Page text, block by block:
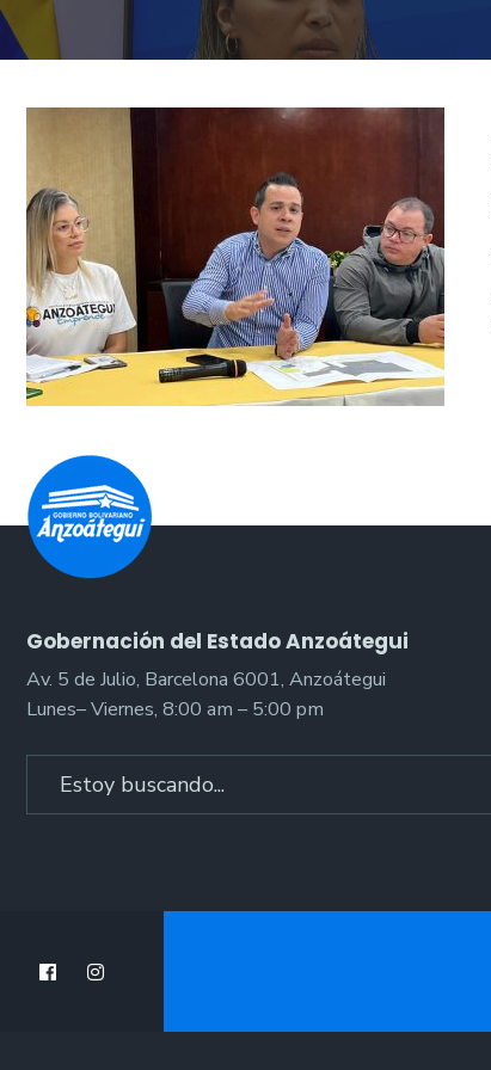
Gobernación del Estado Anzoátegui
Av. 5 de Julio, Barcelona 6001, Anzoátegui
Lunes– Viernes, 8:00 am – 5:00 pm